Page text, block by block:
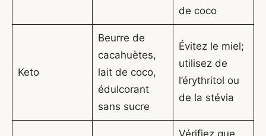
de coco
Keto
Beurre de
cacahuètes,
lait de coco,
édulcorant
sans sucre
Évitez le miel;
utilisez de
l’érythritol ou
de la stévia
Vérifiez que